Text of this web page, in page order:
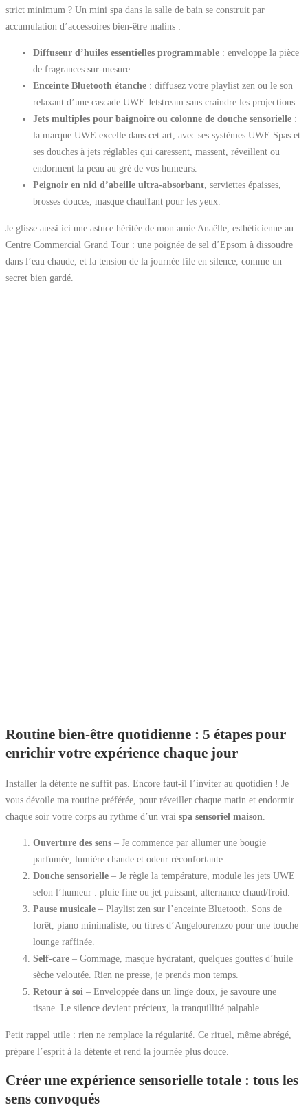
strict minimum ? Un mini spa dans la salle de bain se construit par
accumulation d’accessoires bien-être malins :
Diffuseur d’huiles essentielles programmable : enveloppe la pièce
de fragrances sur-mesure.
Enceinte Bluetooth étanche : diffusez votre playlist zen ou le son
relaxant d’une cascade UWE Jetstream sans craindre les projections.
Jets multiples pour baignoire ou colonne de douche sensorielle :
la marque UWE excelle dans cet art, avec ses systèmes UWE Spas et
ses douches à jets réglables qui caressent, massent, réveillent ou
endorment la peau au gré de vos humeurs.
Peignoir en nid d’abeille ultra-absorbant, serviettes épaisses,
brosses douces, masque chauffant pour les yeux.
Je glisse aussi ici une astuce héritée de mon amie Anaëlle, esthéticienne au
Centre Commercial Grand Tour : une poignée de sel d’Epsom à dissoudre
dans l’eau chaude, et la tension de la journée file en silence, comme un
secret bien gardé.
Routine bien-être quotidienne : 5 étapes pour
enrichir votre expérience chaque jour
Installer la détente ne suffit pas. Encore faut-il l’inviter au quotidien ! Je
vous dévoile ma routine préférée, pour réveiller chaque matin et endormir
chaque soir votre corps au rythme d’un vrai spa sensoriel maison
Ouverture des sens – Je commence par allumer une bougie
parfumée, lumière chaude et odeur réconfortante.
Douche sensorielle – Je règle la température, module les jets UWE
selon l’humeur : pluie fine ou jet puissant, alternance chaud/froid.
Pause musicale – Playlist zen sur l’enceinte Bluetooth. Sons de
forêt, piano minimaliste, ou titres d’Angelourenzzo pour une touche
lounge raffinée.
Self-care – Gommage, masque hydratant, quelques gouttes d’huile
sèche veloutée. Rien ne presse, je prends mon temps.
Retour à soi – Enveloppée dans un linge doux, je savoure une
tisane. Le silence devient précieux, la tranquillité palpable.
Petit rappel utile : rien ne remplace la régularité. Ce rituel, même abrégé,
prépare l’esprit à la détente et rend la journée plus douce.
Créer une expérience sensorielle totale : tous les
sens convoqués